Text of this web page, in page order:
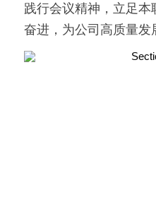
践行会议精神，立足
奋进，为公司高质量发